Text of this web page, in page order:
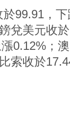
於99.91，
兌美元收
0.12%；
索收於